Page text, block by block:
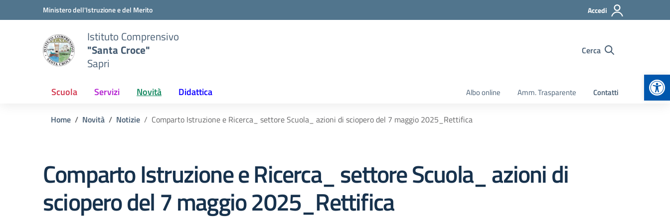
Vai ai contenuti
Vai al menu di navigazioneMinistero dell'Istruzione e del Merito Accedi
Istituto Comprensivo
"Santa Croce"
Sapri
Cerca
Scuola Servizi Novità Didattica Albo online Amm. Trasparente Contatti
Home Novità Notizie Comparto Istruzione e Ricerca_ settore Scuola_ azioni di sciopero del 7 maggio 2025_Rettifica
Comparto Istruzione e Ricerca_ settore Scuola_ azioni di
sciopero del 7 maggio 2025_Rettifica